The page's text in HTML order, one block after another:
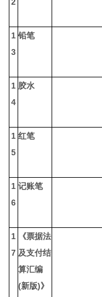
2
1
3
铅笔
1
4
胶水
1
5
红笔
1
6
记账笔
1
7
《票据法
及支付结
算汇编
(新版)》